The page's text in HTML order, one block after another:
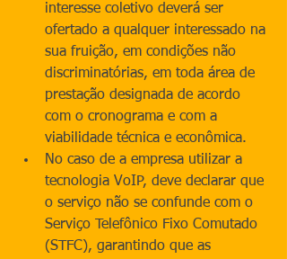
interesse coletivo deverá ser
ofertado a qualquer interessado na
sua fruição, em condições não
discriminatórias, em toda área de
prestação designada de acordo
com o cronograma e com a
viabilidade técnica e econômica.
No caso de a empresa utilizar a
tecnologia VoIP, deve declarar que
o serviço não se confunde com o
Serviço Telefônico Fixo Comutado
(STFC), garantindo que as